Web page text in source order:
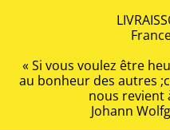
« Si vous voulez être
au bonheur des autres
nous revient
Johann